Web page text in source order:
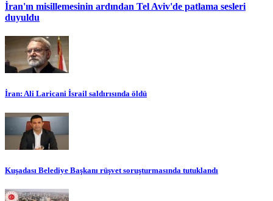
İran'ın misillemesinin ardından Tel Aviv'de patlama sesleri
duyuldu
İran: Ali Laricani İsrail saldırısında öldü
Kuşadası Belediye Başkanı rüşvet soruşturmasında tutuklandı